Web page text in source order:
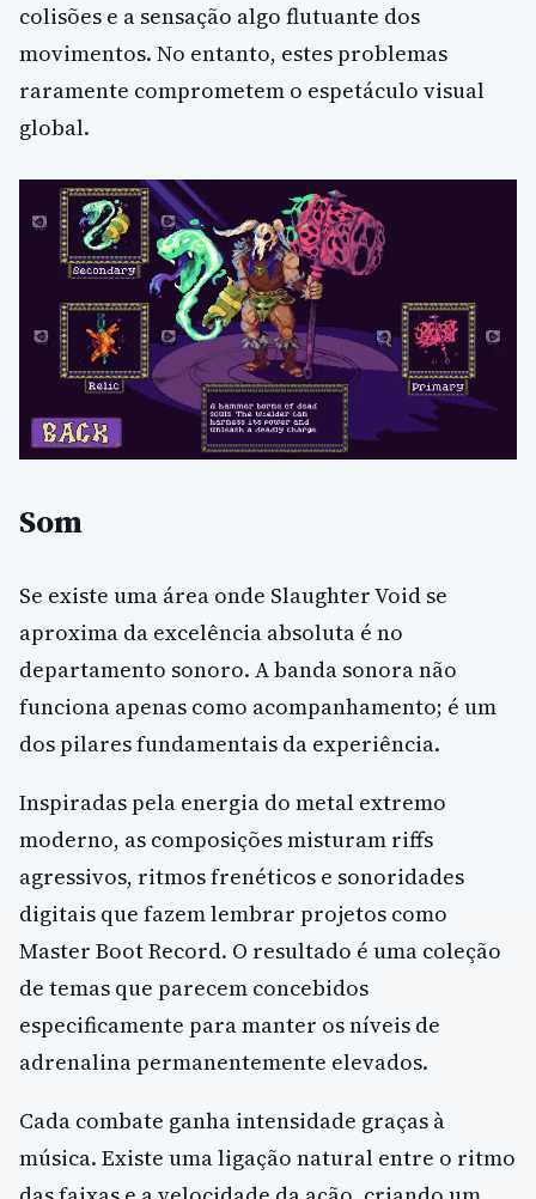
colisões e a sensação algo flutuante dos
movimentos. No entanto, estes problemas
raramente comprometem o espetáculo visual
global.
Som
Se existe uma área onde Slaughter Void se
aproxima da excelência absoluta é no
departamento sonoro. A banda sonora não
funciona apenas como acompanhamento; é um
dos pilares fundamentais da experiência.
Inspiradas pela energia do metal extremo
moderno, as composições misturam riffs
agressivos, ritmos frenéticos e sonoridades
digitais que fazem lembrar projetos como
Master Boot Record. O resultado é uma coleção
de temas que parecem concebidos
especificamente para manter os níveis de
adrenalina permanentemente elevados.
Cada combate ganha intensidade graças à
música. Existe uma ligação natural entre o ritmo